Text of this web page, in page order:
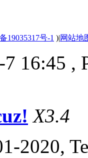
19035317号-1 )|网站地
16:45 ,
X3.4
2020,